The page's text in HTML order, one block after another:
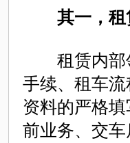
其一，租
租赁内部领
手续、租车
资料的严格
前业务、交